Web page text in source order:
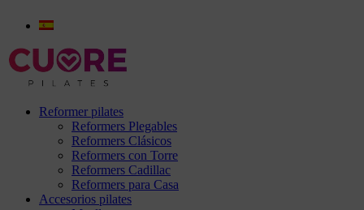
Reformer pilates
Reformers Plegables
Reformers Clásicos
Reformers con Torre
Reformers Cadillac
Reformers para Casa
Accesorios pilates